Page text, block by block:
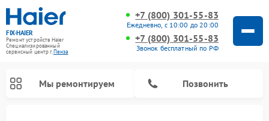
FIX-HAIER
Ремонт устройств Haier
Специализированный
cервисный центр г.Пенза
+7 (800) 301-55-83
Ежедневно, с 10:00 до 20:00
+7 (800) 301-55-83
Звонок бесплатный по РФ
Мы ремонтируем Позвонить